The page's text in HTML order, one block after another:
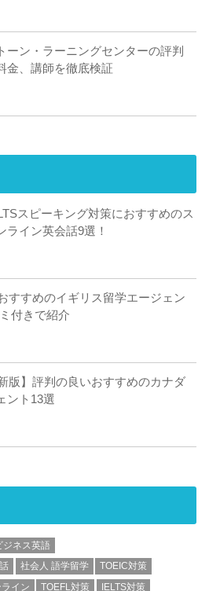
ーン・ラーニングセンターの評判
金、講師を徹底検証
スピーキング対策におすすめのス
ライン英会話9選！
すすめのイギリス留学エージェン
付きで紹介
版】評判の良いおすすめのカナダ
ント13選
ジネス英語
社会人 語学留学
TOEIC対策
イン TOEFL対策
IELTS対策